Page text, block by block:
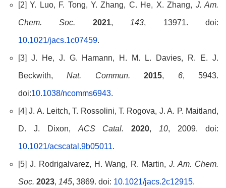
[2] Y. Luo, F. Tong, Y. Zhang, C. He, X. Zhang, J. Am.
Chem. Soc. 2021, 143, 13971. doi:
10.1021/jacs.1c07459.
[3] J. He, J. G. Hamann, H. M. L. Davies, R. E. J.
Beckwith,Nat. Commun.2015, 6, 5943.
doi:10.1038/ncomms6943.
[4] J. A. Leitch, T. Rossolini, T. Rogova, J. A. P. Maitland,
D. J. Dixon, ACS Catal.2020, 10, 2009. doi:
10.1021/acscatal.9b05011.
[5] J. Rodrigalvarez, H. Wang, R. Martin,J. Am. Chem.
Soc. 2023, 145, 3869. doi: 10.1021/jacs.2c12915.